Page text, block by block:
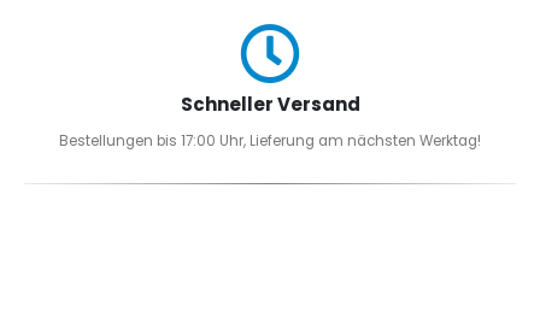
Schneller Versand
Bestellungen bis 17:00 Uhr, Lieferung am nächsten Werktag!